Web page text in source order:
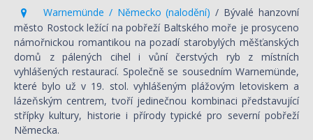
Warnemünde / Německo (nalodění)/ Bývalé hanzovní
město Rostock ležící na pobřeží Baltského moře je prosyceno
námořnickou romantikou na pozadí starobylých měšťanských
domů z pálených cihel i vůní čerstvých ryb z místních
vyhlášených restaurací. Společně se sousedním Warnemünde,
které bylo už v 19. stol. vyhlášeným plážovým letoviskem a
lázeňským centrem, tvoří jedinečnou kombinaci představující
střípky kultury, historie i přírody typické pro severní pobřeží
Německa.